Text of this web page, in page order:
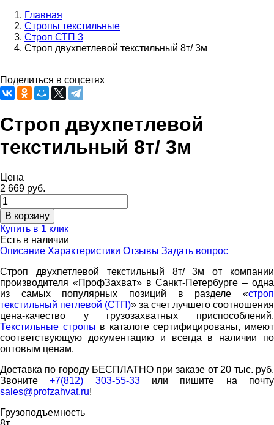
Строка
навигации
Главная
Стропы текстильные
Строп СТП 3
Строп двухпетлевой текстильный 8т/ 3м
Поделиться в соцсетях
Строп двухпетлевой
текстильный 8т/ 3м
Цена
2 669 руб.
Купить в 1 клик
Есть в наличии
Описание Характеристики Отзывы Задать вопрос
Строп двухпетлевой текстильный 8т/ 3м от компании
производителя «ПрофЗахват» в Санкт-Петербурге – одна
из самых популярных позиций в разделе «строп
текстильный петлевой (СТП)» за счет лучшего соотношения
цена-качество у грузозахватных приспособлений.
Текстильные стропы в каталоге сертифицированы, имеют
соответствующую документацию и всегда в наличии по
оптовым ценам.
Доставка по городу БЕСПЛАТНО при заказе от 20 тыс. руб.
Звоните+7(812) 303-55-33или пишите на почту
sales@profzahvat.ru!
Грузоподъемность